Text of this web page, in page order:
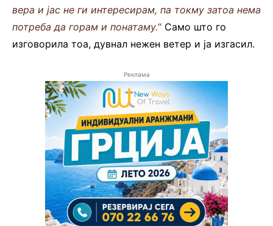
вера и јас не ги интересирам, па токму затоа нема
потреба да горам и понатаму.“ Само што го
изговорила тоа, дувнал нежен ветер и ја изгасил.
Реклама